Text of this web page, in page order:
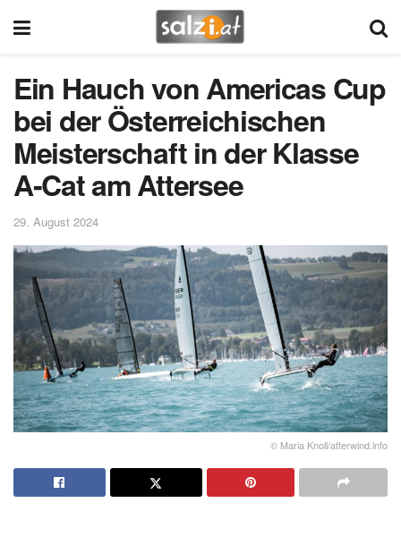
Ein Hauch von Americas Cup
bei der Österreichischen
Meisterschaft in der Klasse
A-Cat am Attersee
29. August 2024
© Maria Knoll/atterwind.info